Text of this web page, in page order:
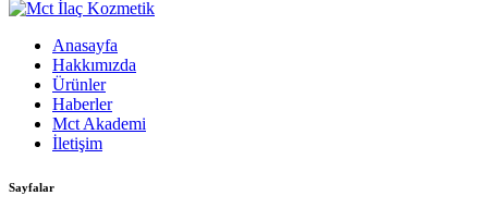
Anasayfa
Hakkımızda
Ürünler
Haberler
Mct Akademi
İletişim
Sayfalar